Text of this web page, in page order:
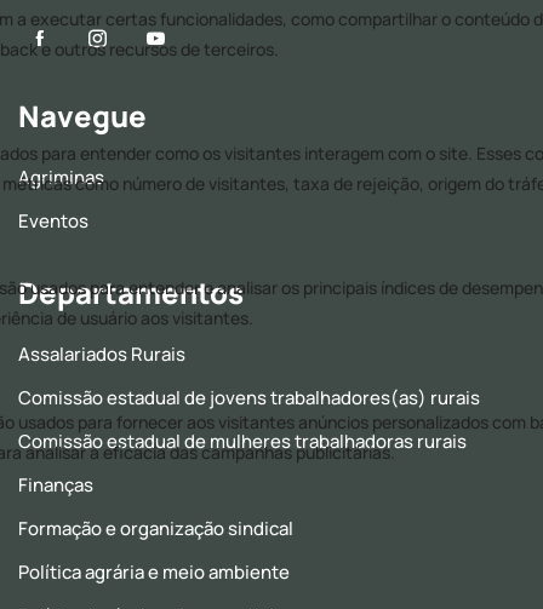
Navegue
Agriminas
Eventos
Departamentos
Assalariados Rurais
Comissão estadual de jovens trabalhadores(as) rurais
Comissão estadual de mulheres trabalhadoras rurais
Finanças
Formação e organização sindical
Política agrária e meio ambiente